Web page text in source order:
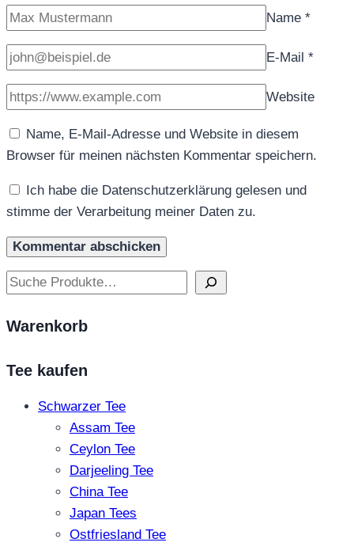
Name *
E-Mail *
Website
Name, E-Mail-Adresse und Website in diesem
Browser für meinen nächsten Kommentar speichern.
Ich habe die Datenschutzerklärung gelesen und
stimme der Verarbeitung meiner Daten zu.
Suchen
Warenkorb
Tee kaufen
Schwarzer Tee
Assam Tee
Ceylon Tee
Darjeeling Tee
China Tee
Japan Tees
Ostfriesland Tee